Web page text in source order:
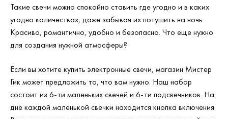
Такие свечи можно спокойно ставить где угодно и в каких
угодно количествах, даже забывая их потушить на ночь.
Красиво, романтично, удобно и безопасно. Что еще нужно
для создания нужной атмосферы?
Если вы хотите купить электронные свечи, магазин Мистер
Гик может предложить то, что вам нужно. Наш набор
состоит из 6-ти маленьких свечей и 6-ти подсвечников. На
дне каждой маленькой свечки находится кнопка включения.